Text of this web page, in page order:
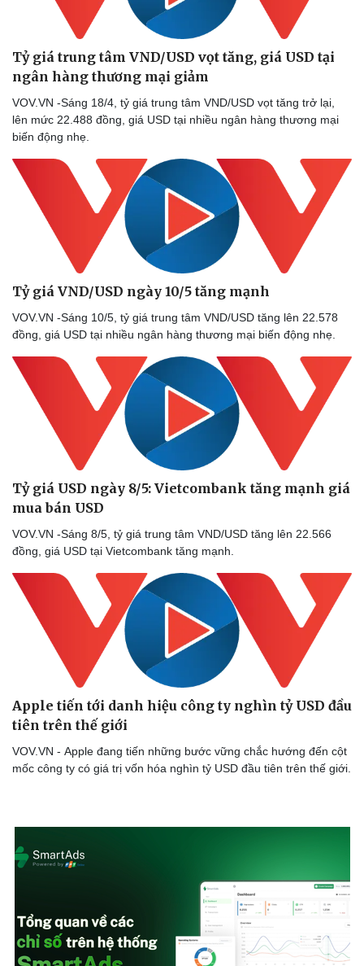
Doanh nghiệp
Thông tin doanh nghiệp
Doanh nghiệp 24h
Doanh nhân
Vì cộng đồng
Công nghệ
Sành điệu
Tin Công nghệ
Trải nghiệm
Chuyển đổi số
Tỷ giá trung tâm VND/USD vọt tăng, giá USD tại
ngân hàng thương mại giảm
VOV.VN -Sáng 18/4, tỷ giá trung tâm VND/USD vọt tăng trở lại,
lên mức 22.488 đồng, giá USD tại nhiều ngân hàng thương mại
biến động nhẹ.
Tỷ giá VND/USD ngày 10/5 tăng mạnh
VOV.VN -Sáng 10/5, tỷ giá trung tâm VND/USD tăng lên 22.578
đồng, giá USD tại nhiều ngân hàng thương mại biến động nhẹ.
Tỷ giá USD ngày 8/5: Vietcombank tăng mạnh giá
mua bán USD
VOV.VN -Sáng 8/5, tỷ giá trung tâm VND/USD tăng lên 22.566
đồng, giá USD tại Vietcombank tăng mạnh.
Apple tiến tới danh hiệu công ty nghìn tỷ USD đầu
tiên trên thế giới
VOV.VN - Apple đang tiến những bước vững chắc hướng đến cột
mốc công ty có giá trị vốn hóa nghìn tỷ USD đầu tiên trên thế giới.